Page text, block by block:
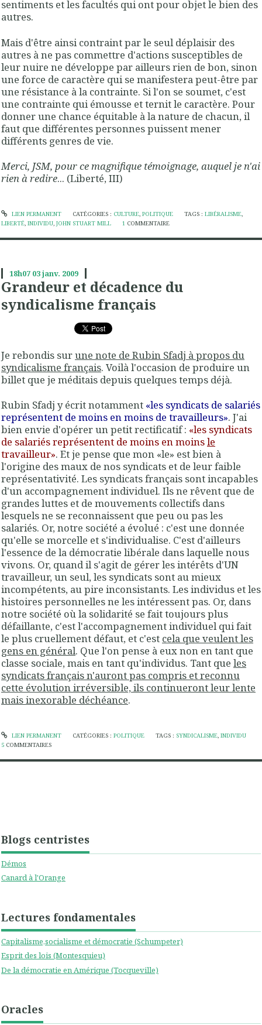
Blogs centristes
Démos
Canard à l'Orange
Lectures fondamentales
Capitalisme,socialisme et démocratie (Schumpeter)
Esprit des lois (Montesquieu)
De la démocratie en Amérique (Tocqueville)
Oracles
sentiments et les facultés qui ont pour objet le bien des
autres.
Mais d'être ainsi contraint par le seul déplaisir des
autres à ne pas commettre d'actions susceptibles de
leur nuire ne développe par ailleurs rien de bon, sinon
une force de caractère qui se manifestera peut-être par
une résistance à la contrainte. Si l'on se soumet, c'est
une contrainte qui émousse et ternit le caractère. Pour
donner une chance équitable à la nature de chacun, il
faut que différentes per­son­nes puissent mener
différents genres de vie.
Merci, JSM, pour ce magnifique témoignage, auquel je n'ai
rien à redire... (Liberté, III)
LIEN PERMANENT CATÉGORIES : CULTURE, POLITIQUE TAGS :LIBÉRALISME,
LIBERTÉ, INDIVIDU, JOHN STUART MILL 1 COMMENTAIRE
18h07 03janv. 2009
Grandeur et décadence du
syndicalisme français
Je rebondis surune note de Rubin Sfadj à propos du
syndicalisme français. Voilà l'occasion de produire un
billet que je méditais depuis quelques temps déjà.
Rubin Sfadj y écrit notamment «les syndicats de salariés
représentent de moins en moins de travailleurs». J'ai
bien envie d'opérer un petit rectificatif : «les syndicats
de salariés représentent de moins en moinsle
travailleur». Et je pense que mon «le» est bien à
l'origine des maux de nos syndicats et de leur faible
représentativité. Les syndicats français sont incapables
d'un accompagnement individuel. Ils ne rêvent que de
grandes luttes et de mouvements collectifs dans
lesquels ne se reconnaissent que peu ou pas les
salariés. Or, notre société a évolué : c'est une donnée
qu'elle se morcelle et s'individualise. C'est d'ailleurs
l'essence de la démocratie libérale dans laquelle nous
vivons. Or, quand il s'agit de gérer les intérêts d'UN
travailleur, un seul, les syndicats sont au mieux
incompétents, au pire inconsistants. Les individus et les
histoires personnelles ne les intéressent pas. Or, dans
notre société où la solidarité se fait toujours plus
défaillante, c'est l'accompagnement individuel qui fait
le plus cruellement défaut, et c'est cela que veulent les
gens en général. Que l'on pense à eux non en tant que
classe sociale, mais en tant qu'individus. Tant que les
syndicats français n'auront pas compris et reconnu
cette évolution irréversible, ils continueront leur lente
mais inexorable déchéance.
LIEN PERMANENT CATÉGORIES : POLITIQUE TAGS : SYNDICALISME,INDIVIDU
5 COMMENTAIRES